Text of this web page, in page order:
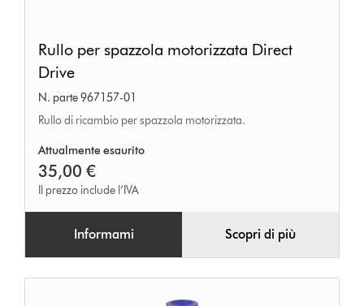
per
spazzola
motorizzata
Direct
Drive
Rullo per spazzola motorizzata Direct
Drive
N. parte 967157-01
Rullo di ricambio per spazzola motorizzata.
Attualmente esaurito
35,00 €
Il prezzo include l’IVA
Informami Scopri di più